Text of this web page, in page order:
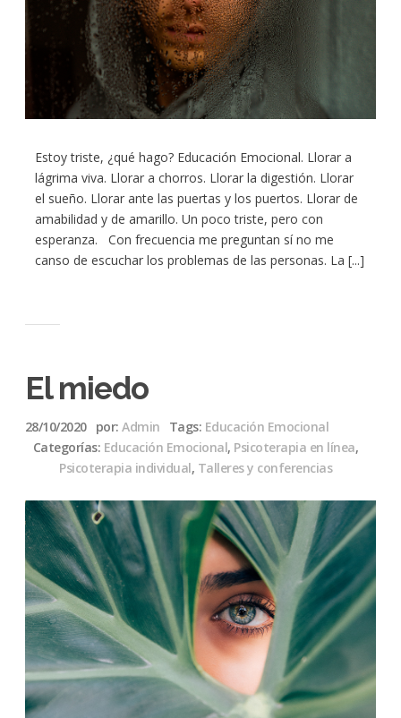
Estoy triste, ¿qué hago? Educación Emocional. Llorar a
lágrima viva. Llorar a chorros. Llorar la digestión. Llorar
el sueño. Llorar ante las puertas y los puertos. Llorar de
amabilidad y de amarillo. Un poco triste, pero con
esperanza. Con frecuencia me preguntan sí no me
canso de escuchar los problemas de las personas. La [...]
El miedo
28/10/2020 por:Admin Tags: Educación Emocional
Categorías: Educación Emocional, Psicoterapia en línea,
Psicoterapia individual, Talleres y conferencias